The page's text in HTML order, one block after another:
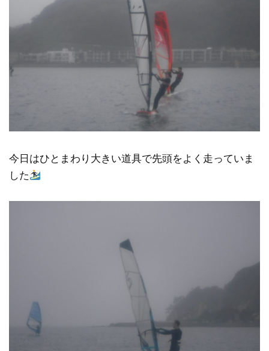
今日はひとまわり大きい道具で先頭をよく走っていま
した